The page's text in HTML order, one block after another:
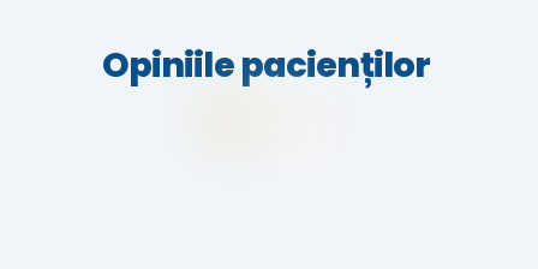
Opiniile pacienților